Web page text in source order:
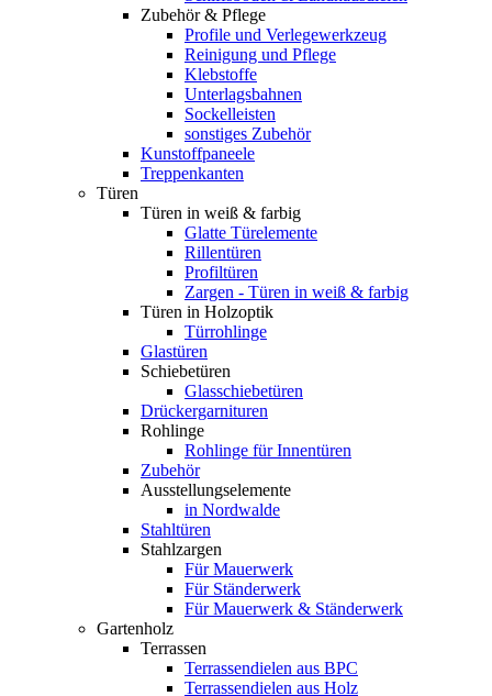
Zubehör & Pflege
Profile und Verlegewerkzeug
Reinigung und Pflege
Klebstoffe
Unterlagsbahnen
Sockelleisten
sonstiges Zubehör
Kunstoffpaneele
Treppenkanten
Türen
Türen in weiß & farbig
Glatte Türelemente
Rillentüren
Profiltüren
Zargen - Türen in weiß & farbig
Türen in Holzoptik
Türrohlinge
Glastüren
Schiebetüren
Glasschiebetüren
Drückergarnituren
Rohlinge
Rohlinge für Innentüren
Zubehör
Ausstellungselemente
in Nordwalde
Stahltüren
Stahlzargen
Für Mauerwerk
Für Ständerwerk
Für Mauerwerk & Ständerwerk
Gartenholz
Terrassen
Terrassendielen aus BPC
Terrassendielen aus Holz